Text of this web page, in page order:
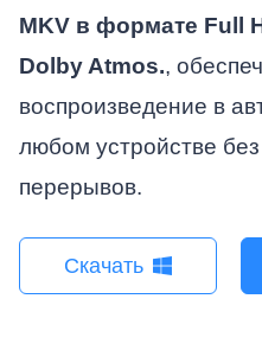
MKV в формате Full
Dolby Atmos.,
воспроизведение в
любом устройстве
перерывов.
Скачать